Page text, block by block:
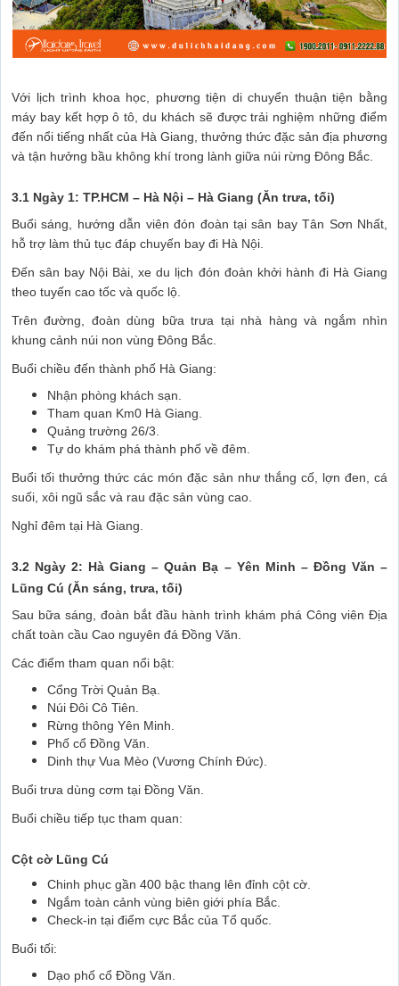
Với lịch trình khoa học, phương tiện di chuyển thuận tiện bằng
máy bay kết hợp ô tô, du khách sẽ được trải nghiệm những điểm
đến nổi tiếng nhất của Hà Giang, thưởng thức đặc sản địa phương
và tận hưởng bầu không khí trong lành giữa núi rừng Đông Bắc.
3.1 Ngày 1: TP.HCM – Hà Nội – Hà Giang (Ăn trưa, tối)
Buổi sáng, hướng dẫn viên đón đoàn tại sân bay Tân Sơn Nhất,
hỗ trợ làm thủ tục đáp chuyến bay đi Hà Nội.
Đến sân bay Nội Bài, xe du lịch đón đoàn khởi hành đi Hà Giang
theo tuyến cao tốc và quốc lộ.
Trên đường, đoàn dùng bữa trưa tại nhà hàng và ngắm nhìn
khung cảnh núi non vùng Đông Bắc.
Buổi chiều đến thành phố Hà Giang:
Nhận phòng khách sạn.
Tham quan Km0 Hà Giang.
Quảng trường 26/3.
Tự do khám phá thành phố về đêm.
Buổi tối thưởng thức các món đặc sản như thắng cố, lợn đen, cá
suối, xôi ngũ sắc và rau đặc sản vùng cao.
Nghỉ đêm tại Hà Giang.
3.2 Ngày 2: Hà Giang – Quản Bạ – Yên Minh – Đồng Văn –
Lũng Cú (Ăn sáng, trưa, tối)
Sau bữa sáng, đoàn bắt đầu hành trình khám phá Công viên Địa
chất toàn cầu Cao nguyên đá Đồng Văn.
Các điểm tham quan nổi bật:
Cổng Trời Quản Bạ.
Núi Đôi Cô Tiên.
Rừng thông Yên Minh.
Phố cổ Đồng Văn.
Dinh thự Vua Mèo (Vương Chính Đức).
Buổi trưa dùng cơm tại Đồng Văn.
Buổi chiều tiếp tục tham quan:
Cột cờ Lũng Cú
Chinh phục gần 400 bậc thang lên đỉnh cột cờ.
Ngắm toàn cảnh vùng biên giới phía Bắc.
Check-in tại điểm cực Bắc của Tổ quốc.
Buổi tối:
Dạo phố cổ Đồng Văn.